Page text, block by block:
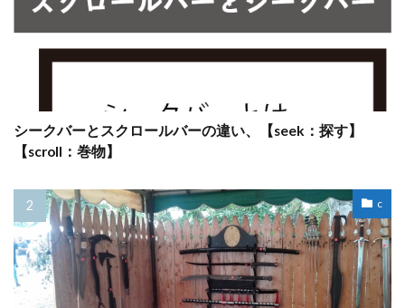
シークバーとスクロールバーの違い、【seek：探す】
【scroll：巻物】
c